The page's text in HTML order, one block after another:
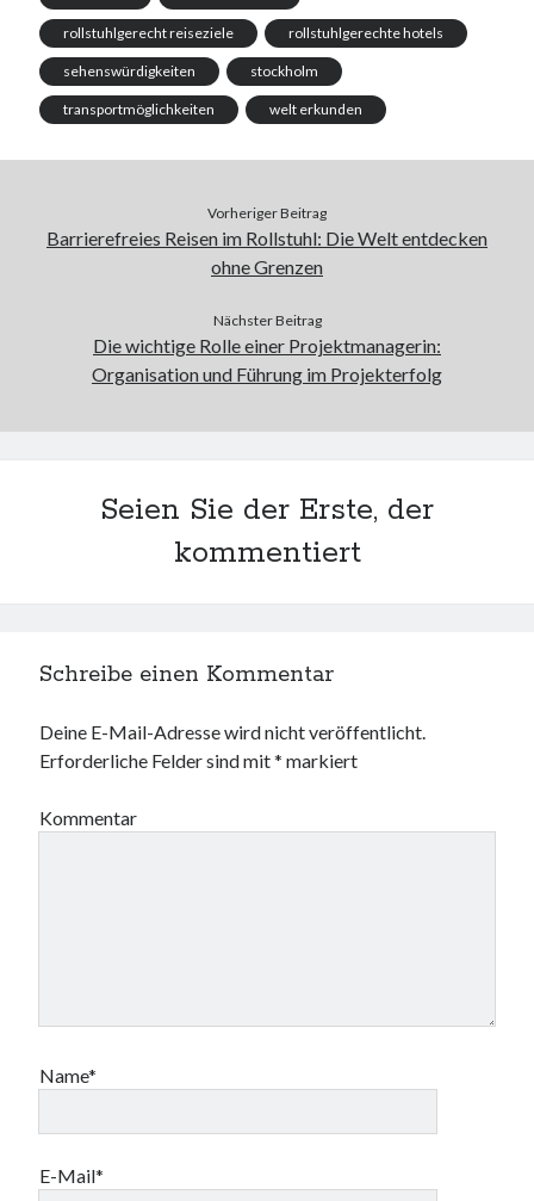
rollstuhlgerecht reiseziele rollstuhlgerechte hotels
sehenswürdigkeiten stockholm
transportmöglichkeiten welt erkunden
Vorheriger Beitrag
Barrierefreies Reisen im Rollstuhl: Die Welt entdecken
ohne Grenzen
Nächster Beitrag
Die wichtige Rolle einer Projektmanagerin:
Organisation und Führung im Projekterfolg
Seien Sie der Erste, der
kommentiert
Schreibe einen Kommentar
Deine E-Mail-Adresse wird nicht veröffentlicht.
Erforderliche Felder sind mit* markiert
Kommentar
Name*
E-Mail*